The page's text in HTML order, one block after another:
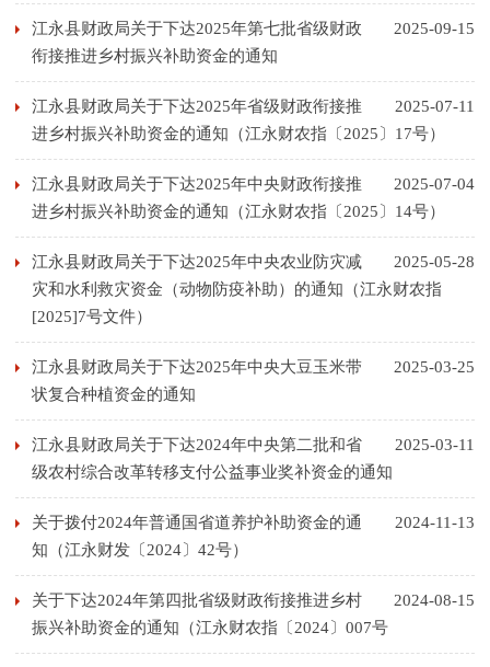
2025-09-15
江永县财政局关于下达2025年第七批省级财政
衔接推进乡村振兴补助资金的通知
2025-07-11
江永县财政局关于下达2025年省级财政衔接推
进乡村振兴补助资金的通知（江永财农指〔2025〕17号）
2025-07-04
江永县财政局关于下达2025年中央财政衔接推
进乡村振兴补助资金的通知（江永财农指〔2025〕14号）
2025-05-28
江永县财政局关于下达2025年中央农业防灾减
灾和水利救灾资金（动物防疫补助）的通知（江永财农指
[2025]7号文件）
2025-03-25
江永县财政局关于下达2025年中央大豆玉米带
状复合种植资金的通知
2025-03-11
江永县财政局关于下达2024年中央第二批和省
级农村综合改革转移支付公益事业奖补资金的通知
2024-11-13
关于拨付2024年普通国省道养护补助资金的通
知（江永财发〔2024〕42号）
2024-08-15
关于下达2024年第四批省级财政衔接推进乡村
振兴补助资金的通知（江永财农指〔2024〕007号